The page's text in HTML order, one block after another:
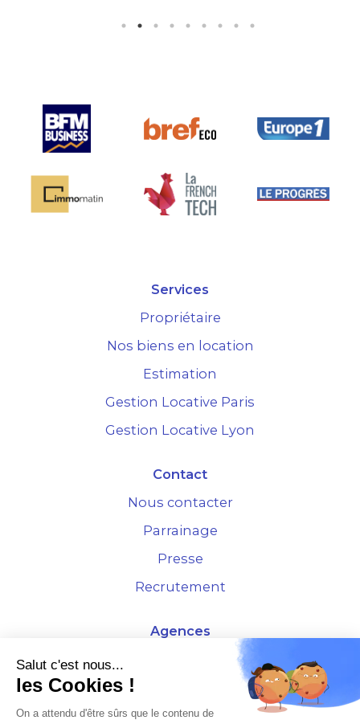
Services
Propriétaire
Nos biens en location
Estimation
Gestion Locative Paris
Gestion Locative Lyon
Contact
Nous contacter
Parrainage
Presse
Recrutement
Agences
4 Rue de la Bourse - 69001 Lyon
10 rue d'Austerlitz - 75012 Paris
Salut c'est nous...
les Cookies !
On a attendu d'être sûrs que le contenu de